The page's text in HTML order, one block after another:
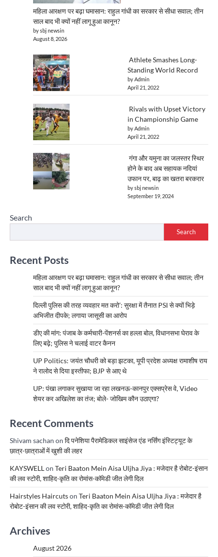
महिला आरक्षण पर बढ़ा घमासान: राहुल गांधी का सरकार से सीधा सवाल; तीन
साल बाद भी क्यों नहीं लागू हुआ कानून?
by sbj newsin
August 8, 2026
Athlete Smashes Long-
Standing World Record
by Admin
April 21, 2022
Rivals with Upset Victory
in Championship Game
by Admin
April 21, 2022
गंगा और यमुना का जलस्तर स्थिर
होने के बाद अब सहायक नदियां
उफान पर, बाढ़ का खतरा बरकरार
by sbj newsin
September 19, 2024
Search
Search
Recent Posts
महिला आरक्षण पर बढ़ा घमासान: राहुल गांधी का सरकार से सीधा सवाल; तीन
साल बाद भी क्यों नहीं लागू हुआ कानून?
दिल्ली पुलिस की तरह व्यवहार मत करो’: सुरक्षा में तैनात PSI से क्यों भिड़े
अभिजीत दीपके; लगाया जासूसी का आरोप
डीए की मांग: पंजाब के कर्मचारी-पेंशनर्स का हल्ला बोल, विधानसभा घेराव के
लिए बढ़े; पुलिस ने चलाई वाटर कैनन
UP Politics: जयंत चौधरी को बड़ा झटका, यूपी प्रदेश अध्यक्ष रामाशीष राय
ने रालोद से दिया इस्तीफा; BJP से आए थे
UP: पंखा लगाकर सुखाया जा रहा लखनऊ-कानपुर एक्सप्रेस वे, Video
शेयर कर अखिलेश का तंज; बोले- जोखिम कौन उठाएगा?
Recent Comments
Shivam sachan on दि पनेशिया पैरामेडिकल साइंसेज एंड नर्सिंग इंस्टिट्यूट के
छात्र-छात्राओं में खुशी की लहर
KAYSWELLon Teri Baaton Mein Aisa Uljha Jiya : मजेदार है रोबोट-इंसान
की लव स्टोरी, शाहिद-कृति का रोमांस-कॉमेडी जीत लेगी दिल
Hairstyles Haircutson Teri Baaton Mein Aisa Uljha Jiya : मजेदार है
रोबोट-इंसान की लव स्टोरी, शाहिद-कृति का रोमांस-कॉमेडी जीत लेगी दिल
Archives
August 2026